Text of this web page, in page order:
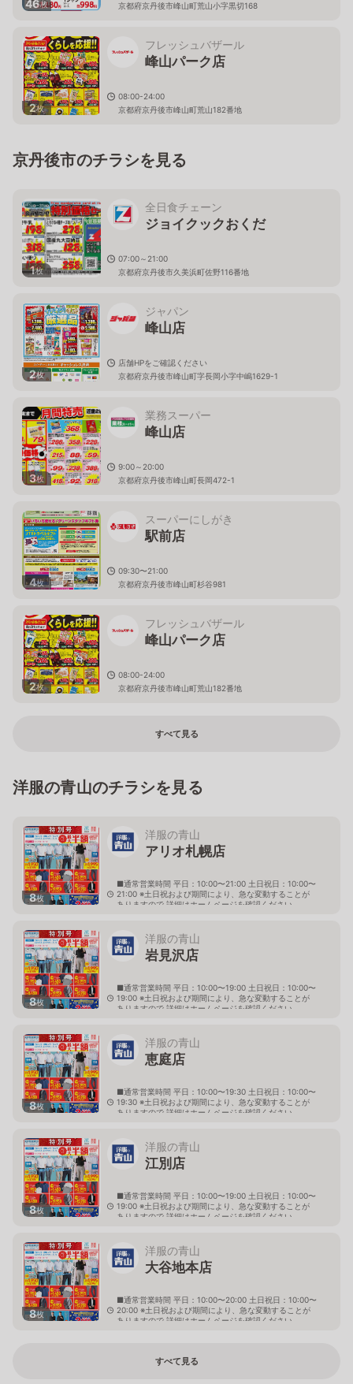
46枚 京都府京丹後市峰山町荒山小字黒切168
2枚
フレッシュバザール
峰山パーク店
08:00-24:00
京都府京丹後市峰山町荒山182番地
京丹後市のチラシを見る
1枚
全日食チェーン
ジョイクックおくだ
07:00～21:00
京都府京丹後市久美浜町佐野116番地
2枚
ジャパン
峰山店
店舗HPをご確認ください
京都府京丹後市峰山町字長岡小字中嶋1629-1
3枚
業務スーパー
峰山店
9:00～20:00
京都府京丹後市峰山町長岡472-1
4枚
スーパーにしがき
駅前店
09:30〜21:00
京都府京丹後市峰山町杉谷981
2枚
フレッシュバザール
峰山パーク店
08:00-24:00
京都府京丹後市峰山町荒山182番地
すべて見る
洋服の青山のチラシを見る
8枚
洋服の青山
アリオ札幌店
■通常営業時間 平日：10:00〜21:00 土日祝日：10:00〜
21:00 ※土日祝および期間により、急な変動することが
ありますので 詳細はホームページを確認ください
8枚
洋服の青山
岩見沢店
■通常営業時間 平日：10:00〜19:00 土日祝日：10:00〜
19:00 ※土日祝および期間により、急な変動することが
ありますので 詳細はホームページを確認ください
8枚
洋服の青山
恵庭店
■通常営業時間 平日：10:00〜19:30 土日祝日：10:00〜
19:30 ※土日祝および期間により、急な変動することが
ありますので 詳細はホームページを確認ください
8枚
洋服の青山
江別店
■通常営業時間 平日：10:00〜19:00 土日祝日：10:00〜
19:00 ※土日祝および期間により、急な変動することが
ありますので 詳細はホームページを確認ください
8枚
洋服の青山
大谷地本店
■通常営業時間 平日：10:00〜20:00 土日祝日：10:00〜
20:00 ※土日祝および期間により、急な変動することが
ありますので 詳細はホームページを確認ください
すべて見る